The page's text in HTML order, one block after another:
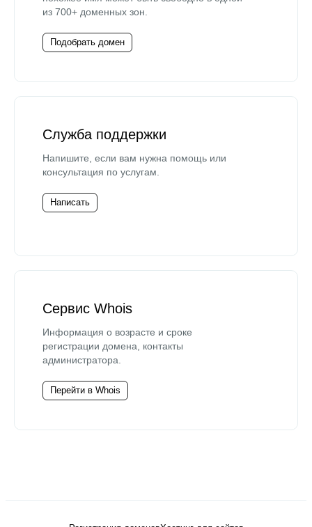
из 700+ доменных зон.
Подобрать домен
Служба поддержки
Напишите, если вам нужна помощь или
консультация по услугам.
Написать
Сервис Whois
Информация о возрасте и сроке
регистрации домена, контакты
администратора.
Перейти в Whois